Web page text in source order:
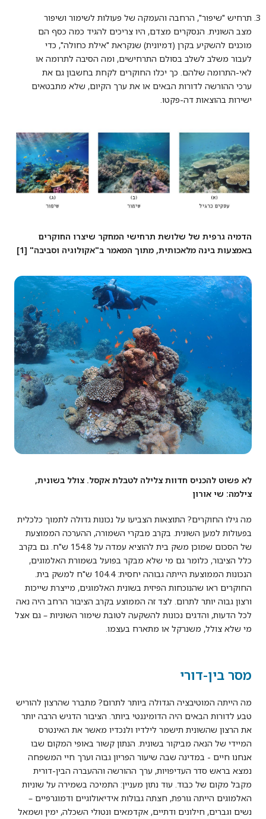
תרחיש "שיפור", הרחבה והעמקה של פעולות לשימור ושיפור
מצב השונית. הנסקרים מצדם, היו צריכים להגיד כמה כסף הם
מוכנים להשקיע בקרן (דמיונית) שנקראת "אילת כחולה", כדי
לעבור משלב לשלב בסולם התרחישים, ומה הסיבה לתרומה או
לאי-התרומה שלהם. כך יכלו החוקרים לקחת בחשבון גם את
ערכי ההורשה לדורות הבאים או את ערך הקיום, שלא מתבטאים
ישירות בהוצאות דה-פקטו.
הדמיה גרפית של שלושת תרחישי המחקר שיצרו החוקרים
באמצעות בינה מלאכותית, מתוך המאמר ב"אקולוגיה וסביבה" [1]
לא פשוט להכניס חדוות צלילה לטבלת אקסל. צולל בשונית,
צילמה: שי אורון
מה גילו החוקרים? התוצאות הצביעו על נכונות גדולה לתמוך כלכלית
בפעולות למען השונית. בקרב מבקרי השמורה, ההערכה הממוצעת
של הסכום שמוכן משק בית להוציא עמדה על 154.8 ש"ח. גם בקרב
כלל הציבור, כלומר גם מי שלא מבקר בפועל בשמורת האלמוגים,
הנכונות הממוצעת הייתה גבוהה יחסית: 104.4 ש"ח למשק בית.
החוקרים ראו שהנוכחות הפיזית בשונית האלמוגים, מייצרת שייכות
ורצון גבוה יותר לתרום. לצד זה הממוצע בקרב הציבור הרחב היה נאה
לכל הדעות, והדגים נכונות להשקעה לטובת שימור השוניות – גם אצל
מי שלא צולל, משנרקל או מתארח בעצמו.
מסר בין-דורי
מה הייתה המוטיבציה הגדולה ביותר לתרום? מתברר שהרצון להוריש
טבע לדורות הבאים היה הדומיננטי ביותר. הציבור הדגיש הרבה יותר
את הרצון שהשונית תישמר לילדיו ולנכדיו מאשר את האינטרס
המיידי של הנאה מביקור בשונית. הנתון קשור באופי המקום שבו
אנחנו חיים - במדינה שבה שיעור הפריון גבוה וערך חיי המשפחה
נמצא בראש סדר העדיפויות, ערך ההורשה וההעברה הבין-דורית
מקבל מקום של כבוד. עוד נתון מעניין: התמיכה בשמירה על שוניות
האלמוגים הייתה גורפת, חצתה גבולות אידיאולוגיים ודמוגרפיים –
נשים וגברים, חילונים ודתיים, אקדמאים ונטולי השכלה, ימין ושמאל